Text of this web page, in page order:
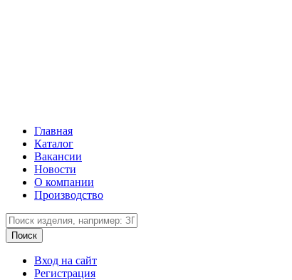
Главная
Каталог
Вакансии
Новости
О компании
Производство
Вход на сайт
Регистрация